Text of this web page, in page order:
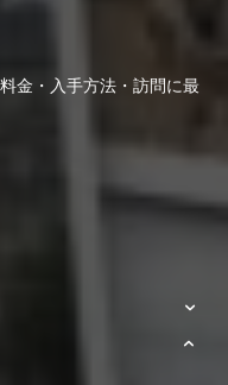
金・入手方法・訪問に最